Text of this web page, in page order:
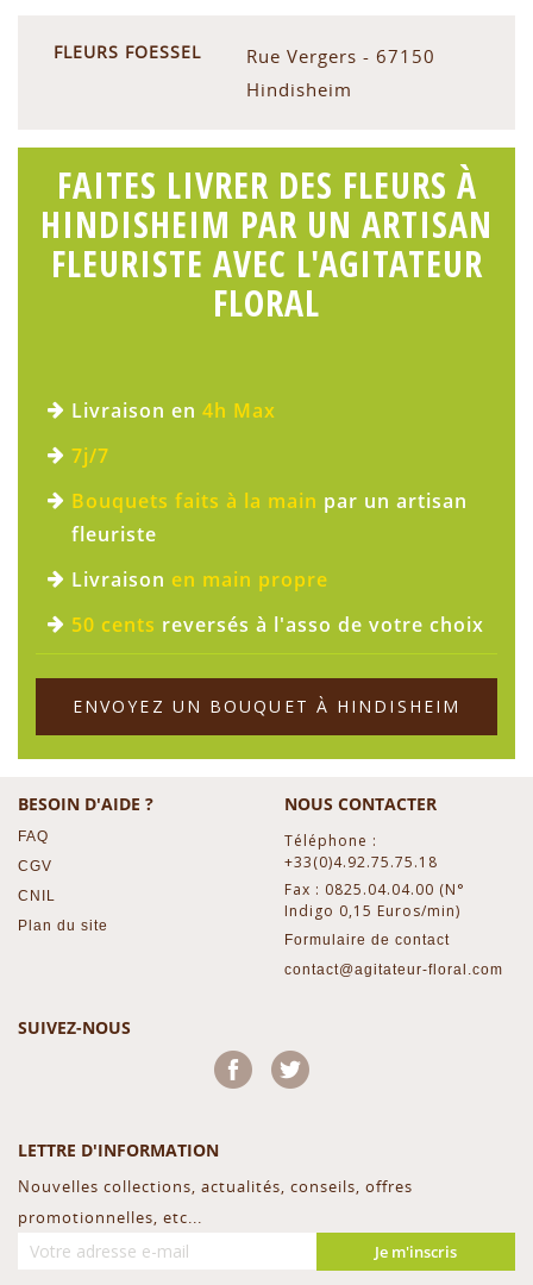
FLEURS FOESSEL
Rue Vergers - 67150
Hindisheim
FAITES LIVRER DES FLEURS À
HINDISHEIM PAR UN ARTISAN
FLEURISTE AVEC L'AGITATEUR
FLORAL
Livraison en 4h Max
7j/7
Bouquets faits à la main par un artisan
fleuriste
Livraison en main propre
50 cents reversés à l'asso de votre choix
ENVOYEZ UN BOUQUET À HINDISHEIM
BESOIN D'AIDE ?
FAQ
CGV
CNIL
Plan du site
NOUS CONTACTER
Téléphone :
+33(0)4.92.75.75.18
Fax : 0825.04.04.00 (N°
Indigo 0,15 Euros/min)
Formulaire de contact
contact@agitateur-floral.com
SUIVEZ-NOUS
Facebook
LETTRE D'INFORMATION
Nouvelles collections, actualités, conseils, offres
promotionnelles, etc...
Je m'inscris